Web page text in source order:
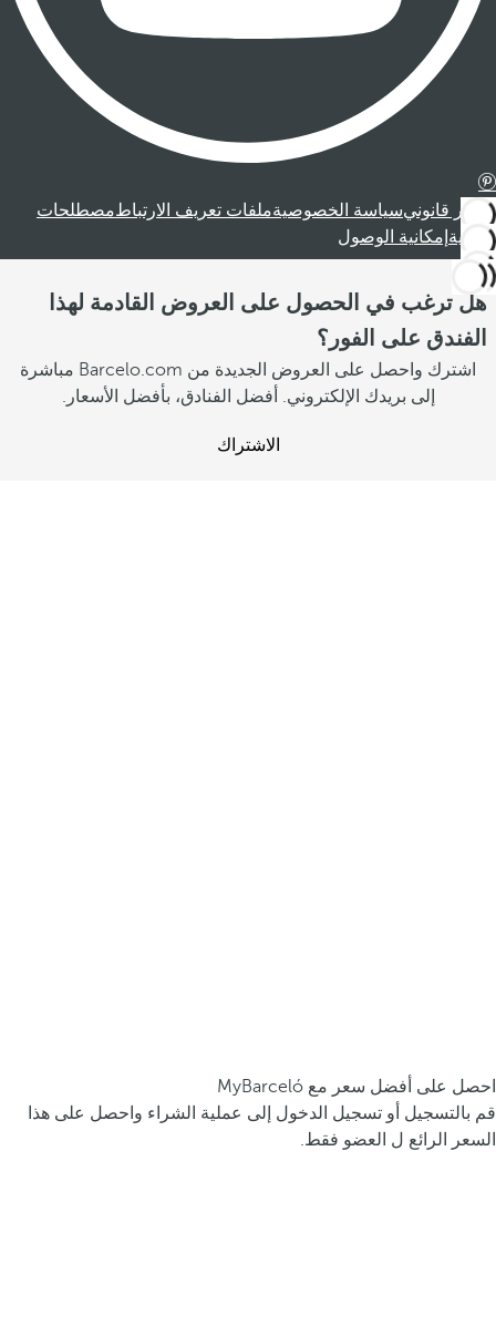
إشعار قانونيسياسة الخصوصيةملفات تعريف الارتباطمصطلحات
قانونية إمكانية الوصول
هل ترغب في الحصول على العروض القادمة لهذا
الفندق على الفور؟
اشترك واحصل على العروض الجديدة من Barcelo.com مباشرة
إلى بريدك الإلكتروني. أفضل الفنادق، بأفضل الأسعار.
الاشتراك
احصل على أفضل سعر مع MyBarceló
قم بالتسجيل أو تسجيل الدخول إلى عملية الشراء واحصل على هذا
السعر الرائع ل العضو فقط.